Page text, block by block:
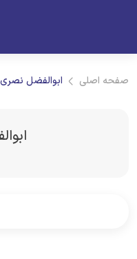
اصلی ابوالفضل نصری